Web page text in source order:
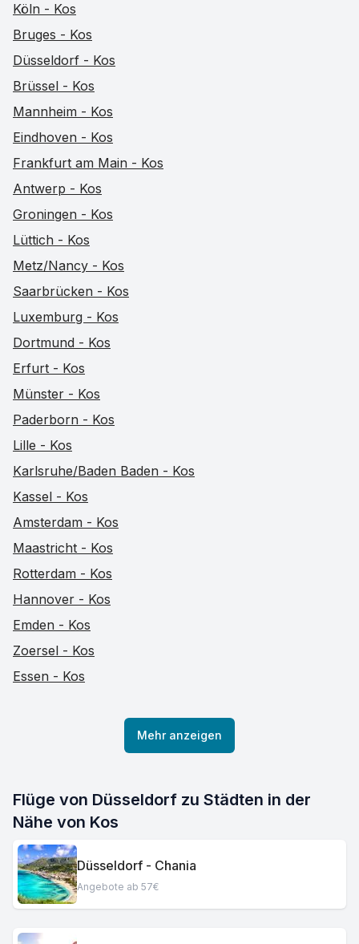
Köln - Kos
Bruges - Kos
Düsseldorf - Kos
Brüssel - Kos
Mannheim - Kos
Eindhoven - Kos
Frankfurt am Main - Kos
Antwerp - Kos
Groningen - Kos
Lüttich - Kos
Metz/Nancy - Kos
Saarbrücken - Kos
Luxemburg - Kos
Dortmund - Kos
Erfurt - Kos
Münster - Kos
Paderborn - Kos
Lille - Kos
Karlsruhe/Baden Baden - Kos
Kassel - Kos
Amsterdam - Kos
Maastricht - Kos
Rotterdam - Kos
Hannover - Kos
Emden - Kos
Zoersel - Kos
Essen - Kos
Mehr anzeigen
Flüge von Düsseldorf zu Städten in der
Nähe von Kos
Düsseldorf - Chania
Angebote ab 57€